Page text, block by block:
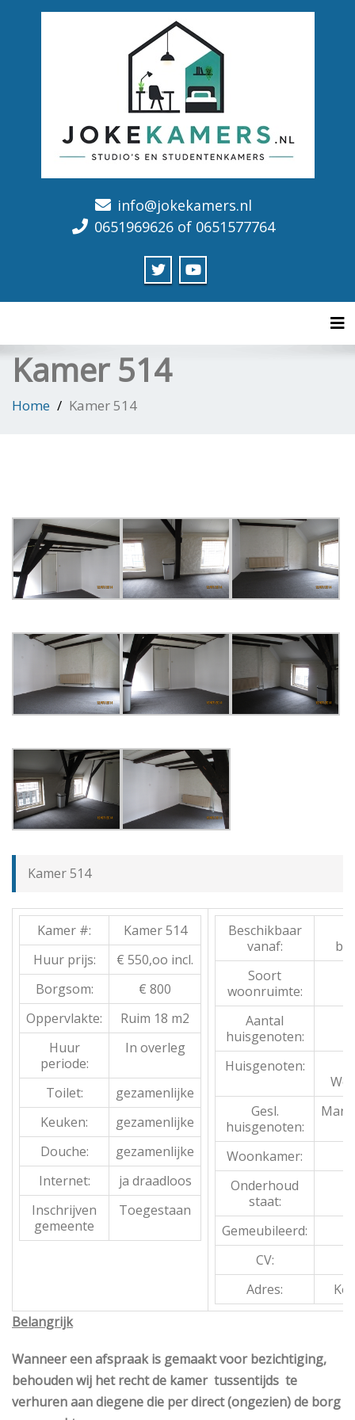
info@jokekamers.nl
0651969626 of 0651577764
Kamer 514
Home Kamer 514
Kamer 514
Kamer #:
Kamer 514
Huur prijs:
€ 550,oo incl.
Borgsom:
€ 800
Oppervlakte:
Ruim 18 m2
Huur
periode:
In overleg
Toilet:
gezamenlijke
Keuken:
gezamenlijke
Douche:
gezamenlijke
Internet:
ja draadloos
Inschrijven
gemeente
Toegestaan
Beschikbaar
vanaf:
Soort
woonruimte:
Aantal
huisgenoten:
Huisgenoten:
Gesl.
huisgenoten:
Woonkamer:
Onderhoud
staat:
Gemeubileerd:
CV:
Adres:
Belangrijk
Wanneer een afspraak is gemaakt voor bezichtiging,
behouden wij het recht de kamer tussentijds te
verhuren aan diegene die per direct (ongezien) de borg